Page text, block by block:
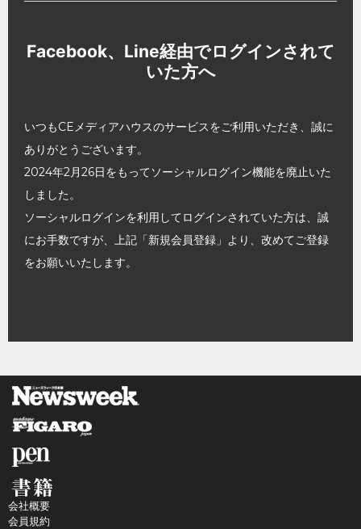
Facebook、Line経由でログインされて
いた方へ
いつもCEメディアハウスのサービスをご利用いただき、誠に
ありがとうございます。
2024年2月26日をもってソーシャルログイン機能を廃止いた
しました。
ソーシャルログインを利用してログインされていた方は、誠
にお手数ですが、上記「新規会員登録」より、改めてご登録
をお願いいたします。
会社概要
会員規約